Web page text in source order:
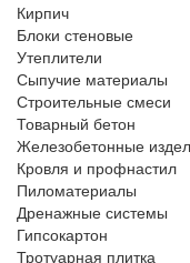
Кирпич
Блоки стеновые
Утеплители
Сыпучие материалы
Строительные смеси
Товарный бетон
Железобетонные
Кровля и профнастил
Пиломатериалы
Дренажные системы
Гипсокартон
Тротуарная плитка